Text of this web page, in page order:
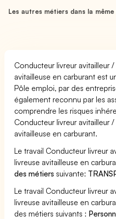
Les autres métiers dans la même
Conducteur livreur avitailleur
avitailleuse en carburant est
Pôle emploi, par des
également reconnu par les
comprendre les risques
Conducteur livreur avitailleur
avitailleuse en carburant.
Le travail Conducteur livreur
livreuse avitailleuse en
des métiers suivante:
Le travail Conducteur livreur
livreuse avitailleuse en
des métiers suivants :